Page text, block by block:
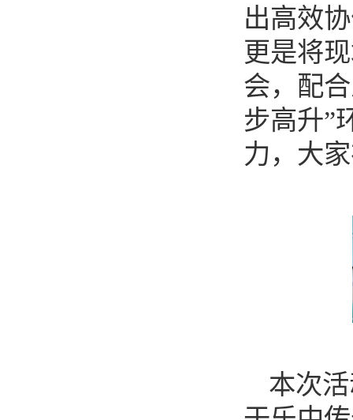
出高效
更是将
会，配
步高升”
力，大
本次